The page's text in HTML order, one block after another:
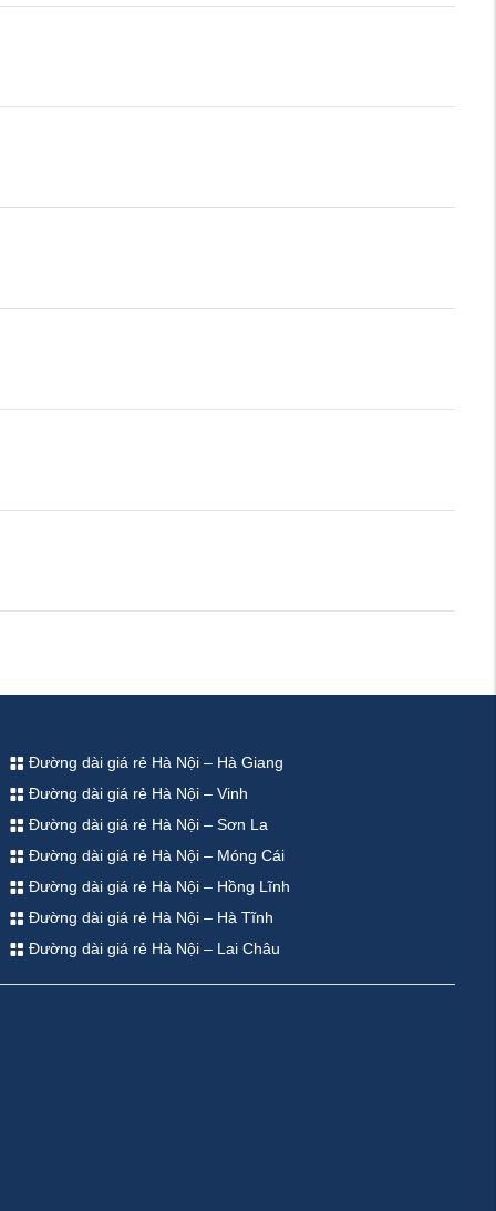
Đường dài giá rẻ Hà Nội – Hà Giang
Đường dài giá rẻ Hà Nội – Vinh
Đường dài giá rẻ Hà Nội – Sơn La
Đường dài giá rẻ Hà Nội – Móng Cái
Đường dài giá rẻ Hà Nội – Hồng Lĩnh
Đường dài giá rẻ Hà Nội – Hà Tĩnh
Đường dài giá rẻ Hà Nội – Lai Châu